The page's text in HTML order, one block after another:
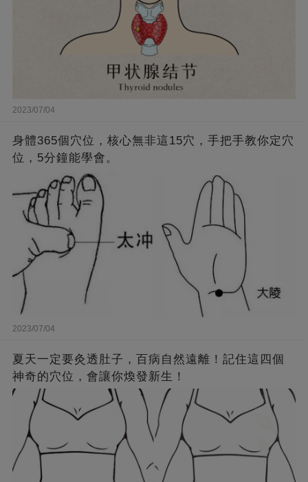
2023/07/04
身體365個穴位，核心無非這15穴，手把手教你定穴
位，5分鐘能學會。
2023/07/04
夏天一定要灸透肚子，百病自然遠離！記住這四個
神奇的穴位，會讓你煥發新生！